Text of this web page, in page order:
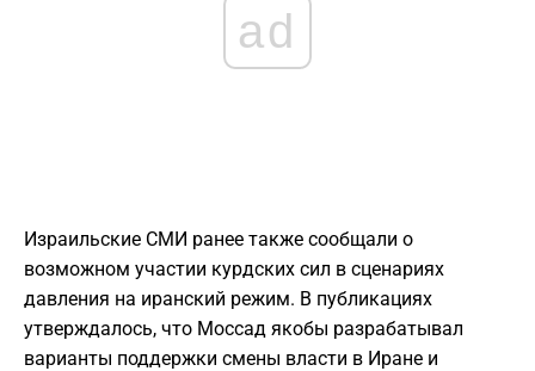
ad
Израильские СМИ ранее также сообщали о
возможном участии курдских сил в сценариях
давления на иранский режим. В публикациях
утверждалось, что Моссад якобы разрабатывал
варианты поддержки смены власти в Иране и